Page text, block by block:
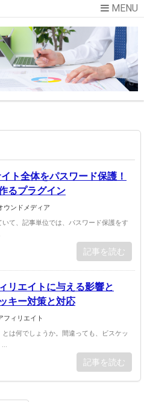
ト全体をパスワード保護！
るプラグイン
ウンドメディア
て、記事単位では、パスワード保護をす
記事を読む
リエイトに与える影響と
キー対策と対応
フィリエイト
は何でしょうか。間違っても、ビスケッ
...
記事を読む